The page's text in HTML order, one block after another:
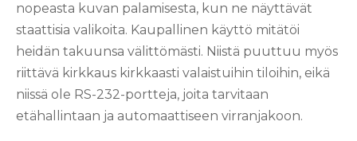
nopeasta kuvan palamisesta, kun ne näyttävät
staattisia valikoita. Kaupallinen käyttö mitätöi
heidän takuunsa välittömästi. Niistä puuttuu myös
riittävä kirkkaus kirkkaasti valaistuihin tiloihin, eikä
niissä ole RS-232-portteja, joita tarvitaan
etähallintaan ja automaattiseen virranjakoon.